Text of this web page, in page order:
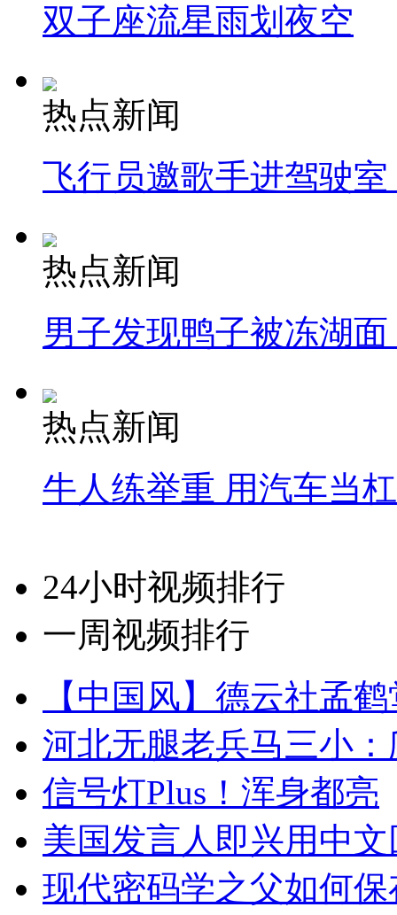
双子座流星雨划夜空
热点新闻
飞行员邀歌手进驾驶
热点新闻
男子发现鸭子被冻湖
热点新闻
牛人练举重 用汽车当
24小时视频排行
一周视频排行
【中国风】德云社孟
河北无腿老兵马三小
信号灯Plus！浑身都亮
美国发言人即兴用中
现代密码学之父如何